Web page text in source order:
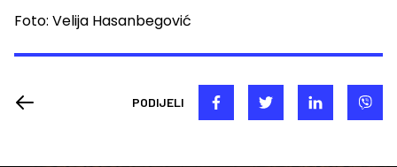
Foto: Velija Hasanbegović
PODIJELI